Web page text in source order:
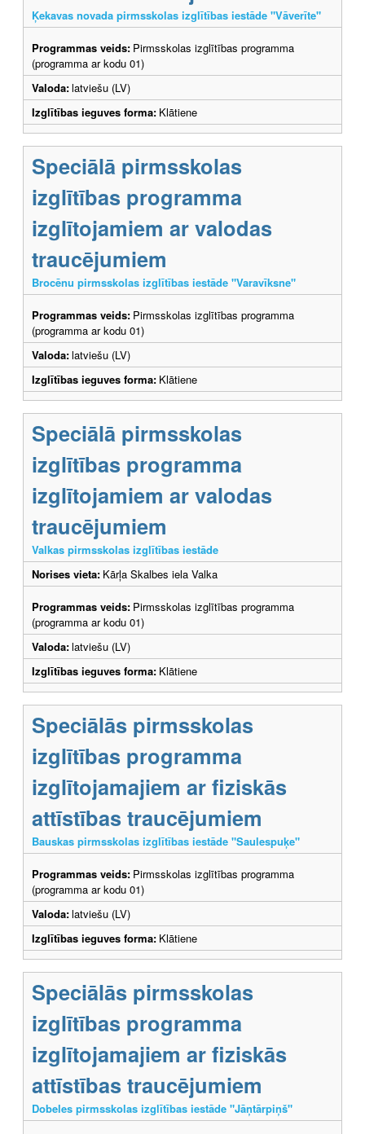
Ķekavas novada pirmsskolas izglītības iestāde "Vāverīte"
Programmas veids: Pirmsskolas izglītības programma
(programma ar kodu 01)
Valoda:latviešu (LV)
Izglītības ieguves forma: Klātiene
Speciālā pirmsskolas
izglītības programma
izglītojamiem ar valodas
traucējumiem
Brocēnu pirmsskolas izglītības iestāde "Varavīksne"
Programmas veids: Pirmsskolas izglītības programma
(programma ar kodu 01)
Valoda:latviešu (LV)
Izglītības ieguves forma: Klātiene
Speciālā pirmsskolas
izglītības programma
izglītojamiem ar valodas
traucējumiem
Valkas pirmsskolas izglītības iestāde
Norises vieta: Kārļa Skalbes iela Valka
Programmas veids: Pirmsskolas izglītības programma
(programma ar kodu 01)
Valoda:latviešu (LV)
Izglītības ieguves forma: Klātiene
Speciālās pirmsskolas
izglītības programma
izglītojamajiem ar fiziskās
attīstības traucējumiem
Bauskas pirmsskolas izglītības iestāde "Saulespuķe"
Programmas veids: Pirmsskolas izglītības programma
(programma ar kodu 01)
Valoda:latviešu (LV)
Izglītības ieguves forma: Klātiene
Speciālās pirmsskolas
izglītības programma
izglītojamajiem ar fiziskās
attīstības traucējumiem
Dobeles pirmsskolas izglītības iestāde "Jāņtārpiņš"